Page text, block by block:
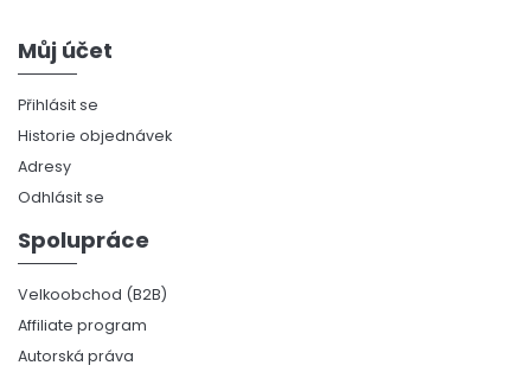
Můj účet
Přihlásit se
Historie objednávek
Adresy
Odhlásit se
Spolupráce
Velkoobchod (B2B)
Affiliate program
Autorská práva